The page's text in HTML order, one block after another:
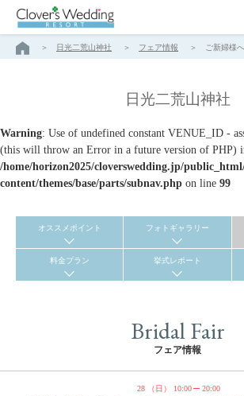
日光二荒山神社 フェア情報 ご新婦様
日光二荒山神社
Warning: Use of undefined constant VENUE_ID -
(this will throw an Error in a future version of PHP)
/home/horizon2025/cloverswedding.jp/
content/themes/base/parts/subnav.php on line 99
オススメポイント フォトギャラリー
料金プラン 挙式レポート
Bridal Fair
フェア情報
28 （日） 10:00 20:00